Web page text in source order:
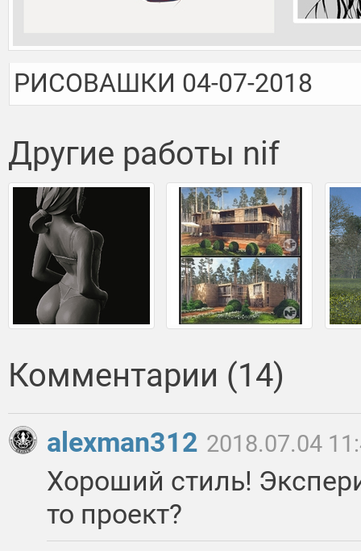
РИСОВАШКИ 04-07-2018
Другие работы nif
Комментарии (14)
alexman312 2018.07.04
Хороший стиль!
то проект?